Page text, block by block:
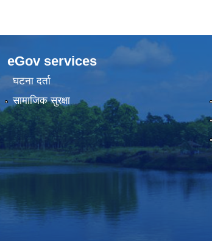
eGov services
घटना दर्ता
सामाजिक सुरक्षा